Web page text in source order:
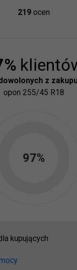
219 ocen
%
z
opon 255/45 R18
97%
kupujących